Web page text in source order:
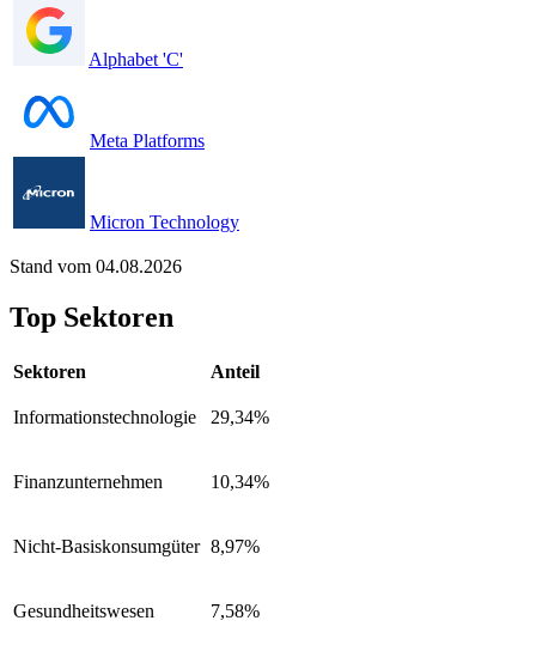
Alphabet 'C'
Meta Platforms
Micron Technology
Stand vom 04.08.2026
Top Sektoren
Sektoren Anteil
Informationstechnologie 29,34%
Finanzunternehmen 10,34%
Nicht-Basiskonsumgüter 8,97%
Gesundheitswesen 7,58%